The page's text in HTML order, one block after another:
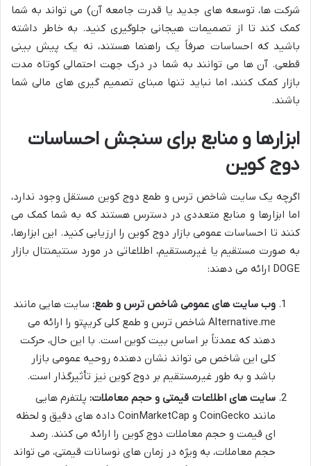
شرکت ها، توسعه های جدید یا قدرت جامعه آن) می تواند به شما
کمک کند تا از تصمیمات هیجانی جلوگیری کنید. به خاطر داشته
باشید که احساسات صرفاً یک راهنما هستند، نه یک پیش بینی
قطعی. آن ها می توانند به شما در درک جهت احتمالی کوتاه مدت
بازار کمک کنند، اما نباید تنها مبنای تصمیم گیری های مالی شما
باشند.
ابزارها و منابع برای سنجش احساسات
دوج کوین
اگرچه یک سایت شاخص ترس و طمع دوج کوین مستقل وجود ندارد،
اما ابزارها و منابع متعددی در دسترس هستند که به شما کمک می
کنند تا احساسات عمومی بازار دوج کوین را ارزیابی کنید. این ابزارها،
به صورت مستقیم یا غیرمستقیم، اطلاعاتی در مورد سنتیمنتال بازار
DOGE ارائه می دهند:
وب سایت های عمومی شاخص ترس و طمع: سایت هایی مانند
Alternative.me شاخص ترس و طمع کلی کریپتو را ارائه می
دهند که عمدتاً بر اساس بیت کوین است. با این حال، حرکت
کلی این شاخص می تواند نشان دهنده روحیه عمومی بازار
باشد و به طور غیرمستقیم بر دوج کوین نیز تأثیرگذار است.
سایت های اطلاعات قیمتی و حجم معاملات: پلتفرم هایی
مانند CoinGecko و CoinMarketCap داده های دقیق و لحظه
ای قیمت و حجم معاملات دوج کوین را ارائه می کنند. رصد
حجم معاملات، به ویژه در زمان های نوسانات قیمتی، می تواند